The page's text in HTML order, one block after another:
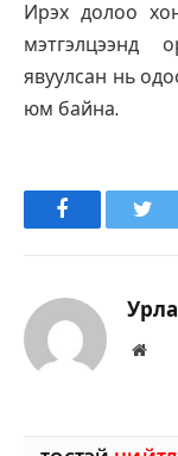
Ирэх долоо
мэтгэлцээнд
явуулсан нь
юм байна.
Facebook